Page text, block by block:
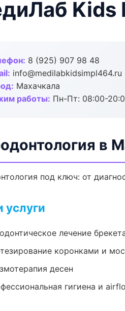
Kids
8 (925) 907 98 48
info@medilabkidsimpl464.ru
Махачкала
работы: Пн-Пт: 08:00-
в
под ключ: от
услуги
лечение
коронками и
десен
гигиена и